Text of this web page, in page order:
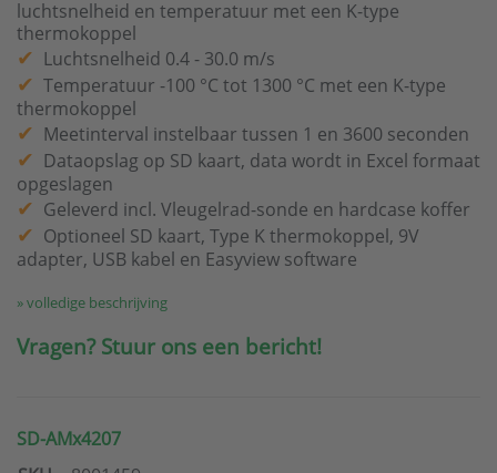
luchtsnelheid en temperatuur met een K-type
thermokoppel
Luchtsnelheid 0.4 - 30.0 m/s
Temperatuur -100 °C tot 1300 °C met een K-type
thermokoppel
Meetinterval instelbaar tussen 1 en 3600 seconden
Dataopslag op SD kaart, data wordt in Excel formaat
opgeslagen
Geleverd incl. Vleugelrad-sonde en hardcase koffer
Optioneel SD kaart, Type K thermokoppel, 9V
adapter, USB kabel en Easyview software
» volledige beschrijving
Vragen? Stuur ons een bericht!
SD-AMx4207